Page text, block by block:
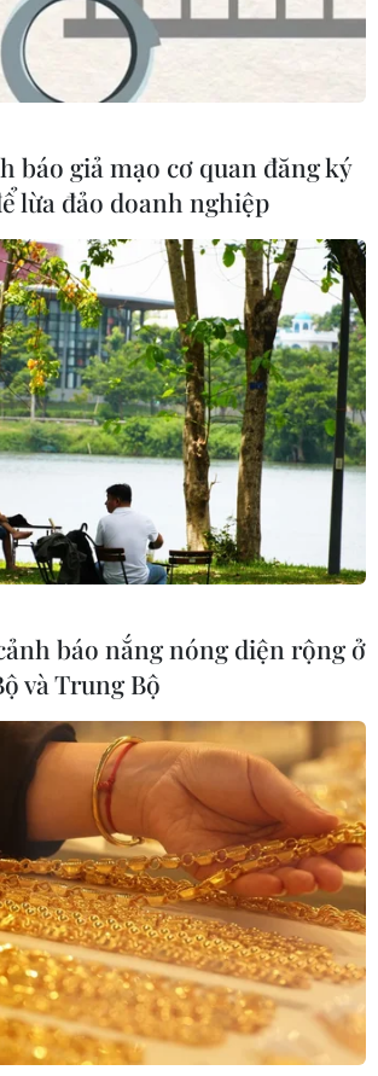
để thiếu thuốc, sinh
y tế
vướng mắc trong việc đấu thầu
nhấn mạnh không để thiếu thuốc, vật
hành chính, quy định của pháp luật và
trách nhiệm.
thiếu thuốc hiếm, Cục Quản
tìm nguồn cung
Mai, hiện nay một số loại thuốc
cho một số bệnh đặc biệt như suy
ngộ độc kim loại nặng... không có
trạng thiếu thuốc.
báo giả mạo cơ quan đăng ký
lừa đảo doanh nghiệp
báo nắng nóng diện rộng ở
và Trung Bộ